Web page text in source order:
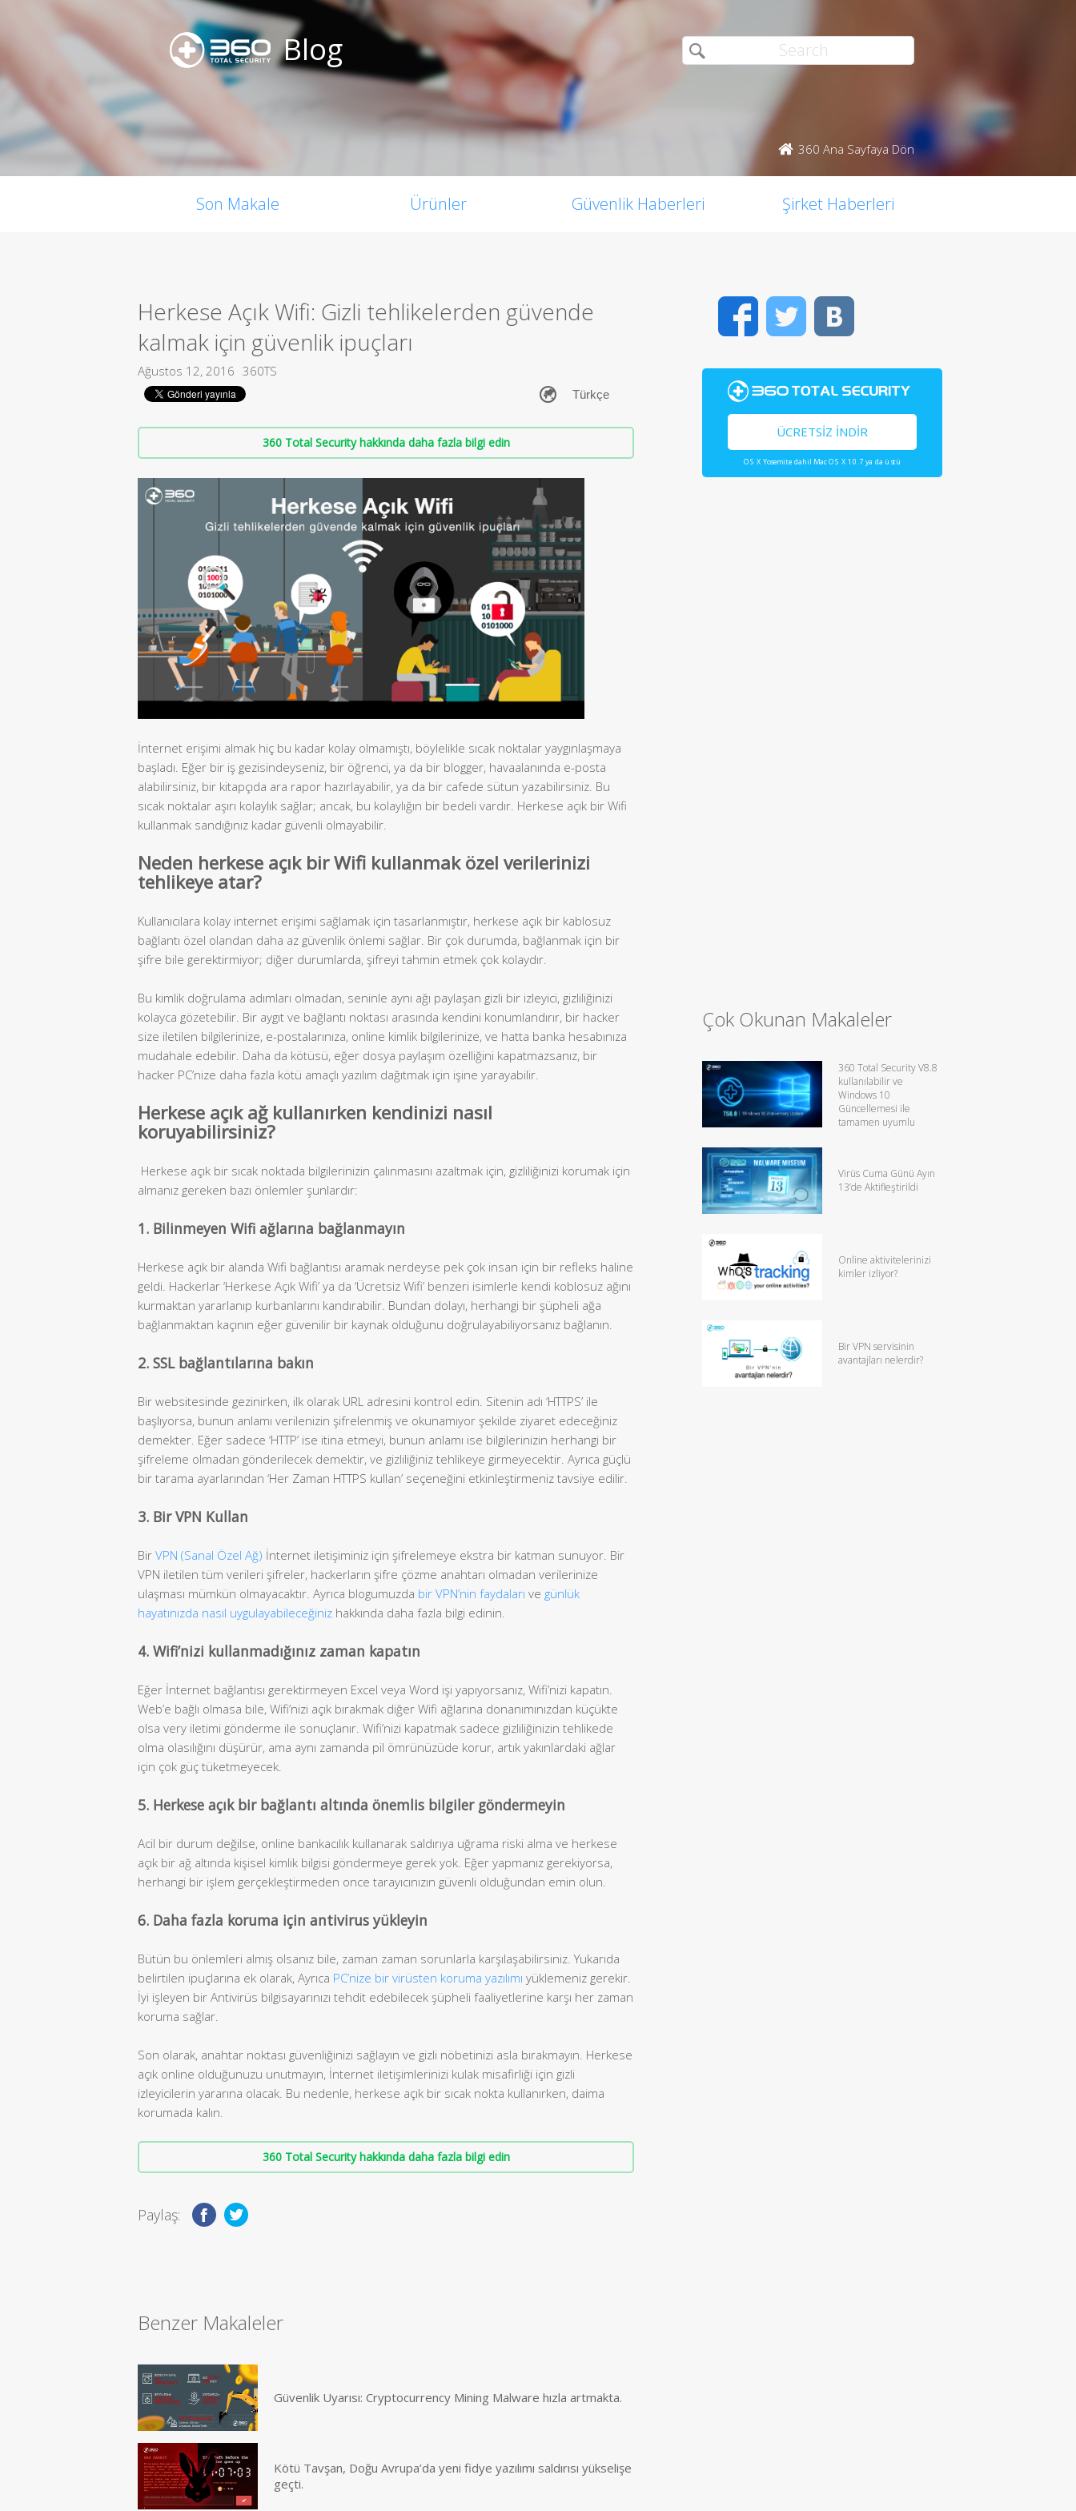
Blog
360 Ana Sayfaya Dön
Son Makale Ürünler Güvenlik Haberleri Şirket Haberleri
Herkese Açık Wifi: Gizli tehlikelerden güvende
kalmak için güvenlik ipuçları
Ağustos 12, 2016 360TS
360 Total Security hakkında daha fazla bilgi edin
İnternet erişimi almak hiç bu kadar kolay olmamıştı, böylelikle sıcak noktalar yaygınlaşmaya
başladı. Eğer bir iş gezisindeyseniz, bir öğrenci, ya da bir blogger, havaalanında e-posta
alabilirsiniz, bir kitapçıda ara rapor hazırlayabilir, ya da bir cafede sütun yazabilirsiniz. Bu
sıcak noktalar aşırı kolaylık sağlar; ancak, bu kolaylığın bir bedeli vardır. Herkese açık bir Wifi
kullanmak sandığınız kadar güvenli olmayabilir.
Neden herkese açık bir Wifi kullanmak özel verilerinizi
tehlikeye atar?
Kullanıcılara kolay internet erişimi sağlamak için tasarlanmıştır, herkese açık bir kablosuz
bağlantı özel olandan daha az güvenlik önlemi sağlar. Bir çok durumda, bağlanmak için bir
şifre bile gerektirmiyor; diğer durumlarda, şifreyi tahmin etmek çok kolaydır.
Bu kimlik doğrulama adımları olmadan, seninle aynı ağı paylaşan gizli bir izleyici, gizliliğinizi
kolayca gözetebilir. Bir aygıt ve bağlantı noktası arasında kendini konumlandırır, bir hacker
size iletilen bilgilerinize, e-postalarınıza, online kimlik bilgilerinize, ve hatta banka hesabınıza
mudahale edebilir. Daha da kötüsü, eğer dosya paylaşım özelliğini kapatmazsanız, bir
hacker PC’nize daha fazla kötü amaçlı yazılım dağıtmak için işine yarayabilir.
Herkese açık ağ kullanırken kendinizi nasıl
koruyabilirsiniz?
Herkese açık bir sıcak noktada bilgilerinizin çalınmasını azaltmak için, gizliliğinizi korumak için
almanız gereken bazı önlemler şunlardır:
1. Bilinmeyen Wifi ağlarına bağlanmayın
Herkese açık bir alanda Wifi bağlantısı aramak nerdeyse pek çok insan için bir refleks haline
geldi. Hackerlar ‘Herkese Açık Wifi’ ya da ‘Ücretsiz Wifi’ benzeri isimlerle kendi koblosuz ağını
kurmaktan yararlanıp kurbanlarını kandırabilir. Bundan dolayı, herhangi bir şüpheli ağa
bağlanmaktan kaçının eğer güvenilir bir kaynak olduğunu doğrulayabiliyorsanız bağlanın.
2. SSL bağlantılarına bakın
Bir websitesinde gezinirken, ilk olarak URL adresini kontrol edin. Sitenin adı ‘HTTPS’ ile
başlıyorsa, bunun anlamı verilenizin şifrelenmiş ve okunamıyor şekilde ziyaret edeceğiniz
demekter. Eğer sadece ‘HTTP’ ise itina etmeyi, bunun anlamı ise bilgilerinizin herhangi bir
şifreleme olmadan gönderilecek demektir, ve gizliliğiniz tehlikeye girmeyecektir. Ayrıca güçlü
bir tarama ayarlarından ‘Her Zaman HTTPS kullan’ seçeneğini etkinleştirmeniz tavsiye edilir.
3. Bir VPN Kullan
Bir VPN (Sanal Özel Ağ) İnternet iletişiminiz için şifrelemeye ekstra bir katman sunuyor. Bir
VPN iletilen tüm verileri şifreler, hackerların şifre çözme anahtarı olmadan verilerinize
ulaşması mümkün olmayacaktır. Ayrıca blogumuzda bir VPN’nin faydaları ve günlük
hayatınızda nasıl uygulayabileceğiniz hakkında daha fazla bilgi edinin.
4. Wifi’nizi kullanmadığınız zaman kapatın
Eğer İnternet bağlantısı gerektirmeyen Excel veya Word işi yapıyorsanız, Wifi’nizi kapatın.
Web’e bağlı olmasa bile, Wifi’nizi açık bırakmak diğer Wifi ağlarına donanımınızdan küçükte
olsa very iletimi gönderme ile sonuçlanır. Wifi’nizi kapatmak sadece gizliliğinizin tehlikede
olma olasılığını düşürür, ama aynı zamanda pil ömrünüzüde korur, artık yakınlardaki ağlar
için çok güç tüketmeyecek.
5. Herkese açık bir bağlantı altında önemlis bilgiler göndermeyin
Acil bir durum değilse, online bankacılık kullanarak saldırıya uğrama riski alma ve herkese
açık bir ağ altında kişisel kimlik bilgisi göndermeye gerek yok. Eğer yapmanız gerekiyorsa,
herhangi bir işlem gerçekleştirmeden once tarayıcınızın güvenli olduğundan emin olun.
6. Daha fazla koruma için antivirus yükleyin
Bütün bu önlemleri almış olsanız bile, zaman zaman sorunlarla karşılaşabilirsiniz. Yukarıda
belirtilen ipuçlarına ek olarak, Ayrıca PC’nize bir virüsten koruma yazılımı yüklemeniz gerekir.
İyi işleyen bir Antivirüs bilgisayarınızı tehdit edebilecek şüpheli faaliyetlerine karşı her zaman
koruma sağlar.
Son olarak, anahtar noktası güvenliğinizi sağlayın ve gizli nöbetinizi asla bırakmayın. Herkese
açık online olduğunuzu unutmayın, İnternet iletişimlerinizi kulak misafirliği için gizli
izleyicilerin yararına olacak. Bu nedenle, herkese açık bir sıcak nokta kullanırken, daima
korumada kalın.
360 Total Security hakkında daha fazla bilgi edin
Paylaş:
Benzer Makaleler
Güvenlik Uyarısı: Cryptocurrency Mining Malware hızla artmakta.
Kötü Tavşan, Doğu Avrupa’da yeni fidye yazılımı saldırısı yükselişe
geçti.
FacebookTwitter
ÜCRETSIZ İNDIR
OS X Yosemite dahil Mac OS X 10.7 ya da üstü
Çok Okunan Makaleler
360 Total Security V8.8
kullanılabilir ve
Windows 10
Güncellemesi ile
tamamen uyumlu
Virüs Cuma Günü Ayın
13’de Aktifleştirildi
Online aktivitelerinizi
kimler izliyor?
Bir VPN servisinin
avantajları nelerdir?